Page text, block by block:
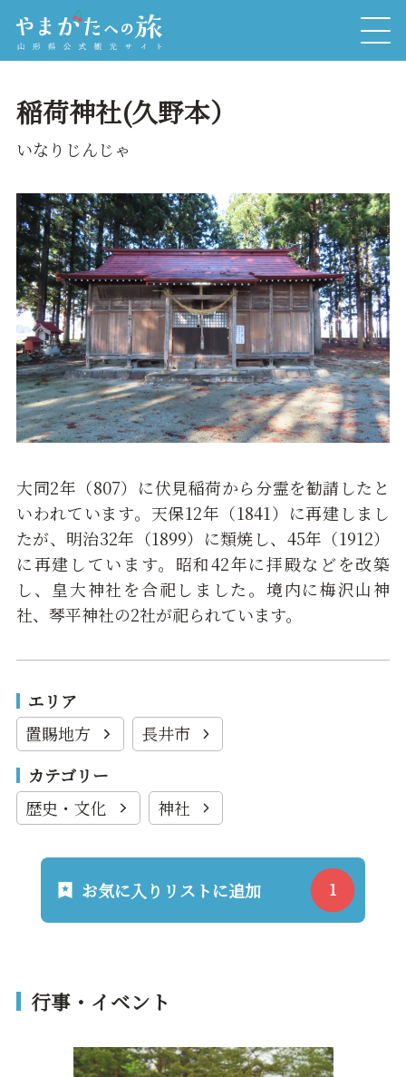
稲荷神社(久野本）
いなりじんじゃ
大同2年（807）に伏見稲荷から分霊を勧請したと
いわれています。天保12年（1841）に再建しまし
たが、明治32年（1899）に類焼し、45年（1912）
に再建しています。昭和42年に拝殿などを改築
し、皇大神社を合祀しました。境内に梅沢山神
社、琴平神社の2社が祀られています。
エリア
置賜地方
長井市
カテゴリー
歴史・文化
神社
お気に入りリストに追加
行事・イベント